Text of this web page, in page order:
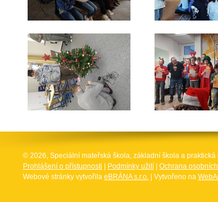
© 2026, Speciální mateřská škola, základní škola a
Prohlášení o přístupnosti
Podmínky užití Ochrana
Webové stránky vytvořila eBRÁNA s.r.o. | Vytvořeno na